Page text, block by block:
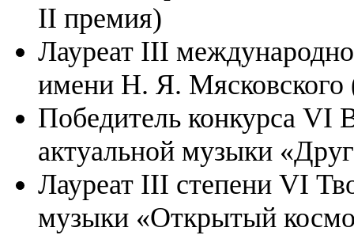
II премия)
Лауреат III
имени Н. Я.
Победитель конкурса VI
актуальной музыки
Лауреат III степени VI
музыки «Открытый